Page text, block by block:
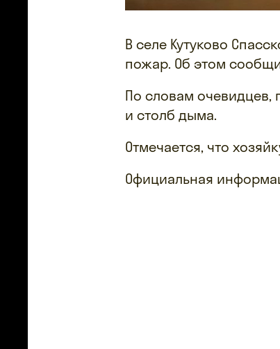
В селе Кутуково
пожар. Об этом
По словам очевидцев,
и столб дыма.
Отмечается, что
Официальная